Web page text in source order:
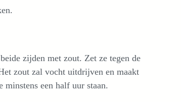
zijden met zout. Zet ze tegen de
zout zal vocht uitdrijven en maakt
minstens een half uur staan.